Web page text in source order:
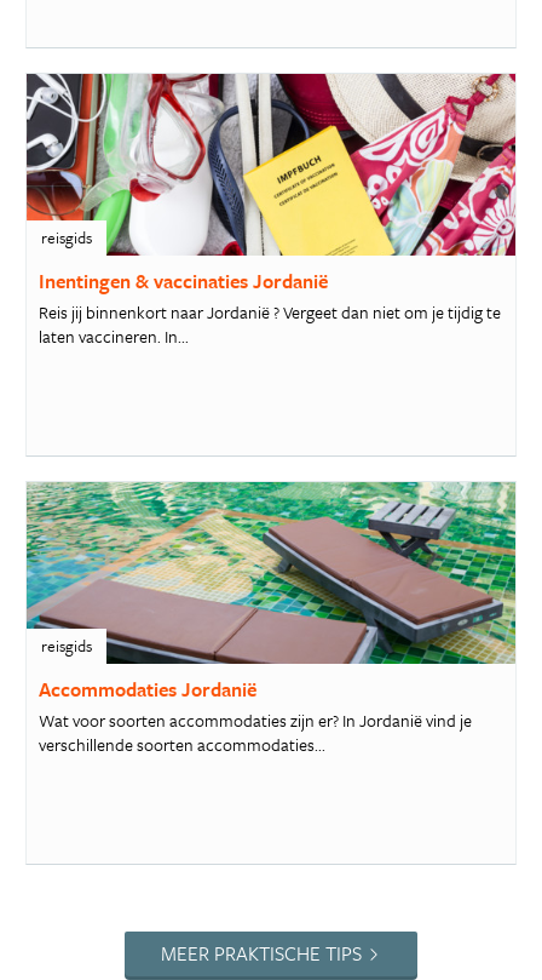
reisgids
Inentingen & vaccinaties Jordanië
Reis jij binnenkort naar Jordanië ? Vergeet dan niet om je tijdig te
laten vaccineren. In...
reisgids
Accommodaties Jordanië
Wat voor soorten accommodaties zijn er? In Jordanië vind je
verschillende soorten accommodaties...
MEER PRAKTISCHE TIPS